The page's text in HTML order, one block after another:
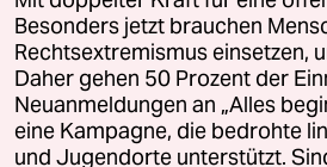
wenden Sie sich bitte an lizenzen@taz.de
Feedback Redaktionsstatut
Leitlinie Informant Datenschutz
Besonders jetzt brauchen
Rechtsextremismus einsetzen,
Daher gehen 50 Prozent der
Neuanmeldungen an „Alles
eine Kampagne, die bedrohte
und Jugendorte unterstützt.